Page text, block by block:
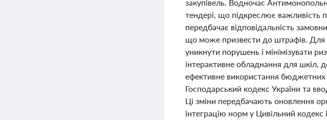
закупівель. Водночас
тендері, що підкреслює важливість
передбачає відповідальність
що може призвести до штрафів. Для
уникнути порушень і мінімізувати
інтерактивне обладнання для шкіл,
ефективне використання бюджетних
Господарський кодекс України та
Ці зміни передбачають оновлення
інтеграцію норм у Цивільний